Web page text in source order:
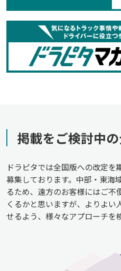
掲載をご検討中
ドラピタでは全国版への改定を
募集しております。中部・東海
るため、遠方のお客様にはご不
くるかと思いますが、よりよい
せるよう、様々なアプローチを